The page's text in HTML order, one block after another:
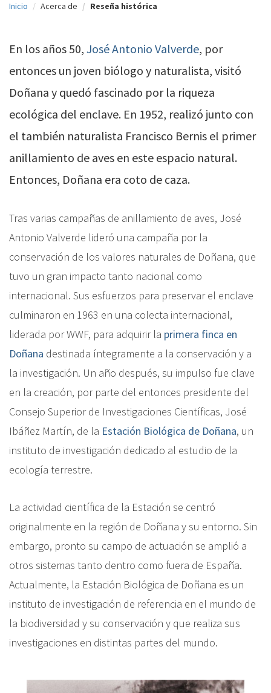
Inicio Acerca de Reseña histórica
En los años 50, José Antonio Valverde, por
entonces un joven biólogo y naturalista, visitó
Doñana y quedó fascinado por la riqueza
ecológica del enclave. En 1952, realizó junto con
el también naturalista Francisco Bernis el primer
anillamiento de aves en este espacio natural.
Entonces, Doñana era coto de caza.
Tras varias campañas de anillamiento de aves, José
Antonio Valverde lideró una campaña por la
conservación de los valores naturales de Doñana, que
tuvo un gran impacto tanto nacional como
internacional. Sus esfuerzos para preservar el enclave
culminaron en 1963 en una colecta internacional,
liderada por WWF, para adquirir la primera finca en
Doñana destinada íntegramente a la conservación y a
la investigación. Un año después, su impulso fue clave
en la creación, por parte del entonces presidente del
Consejo Superior de Investigaciones Científicas, José
Ibáñez Martín, de la Estación Biológica de Doñana, un
instituto de investigación dedicado al estudio de la
ecología terrestre.
La actividad científica de la Estación se centró
originalmente en la región de Doñana y su entorno. Sin
embargo, pronto su campo de actuación se amplió a
otros sistemas tanto dentro como fuera de España.
Actualmente, la Estación Biológica de Doñana es un
instituto de investigación de referencia en el mundo de
la biodiversidad y su conservación y que realiza sus
investigaciones en distintas partes del mundo.